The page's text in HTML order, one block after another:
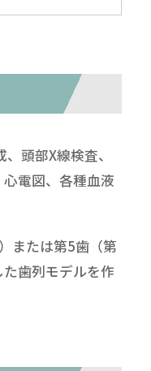
頭部X線検査、
電図、各種血液
または第5歯（第
歯列モデルを作